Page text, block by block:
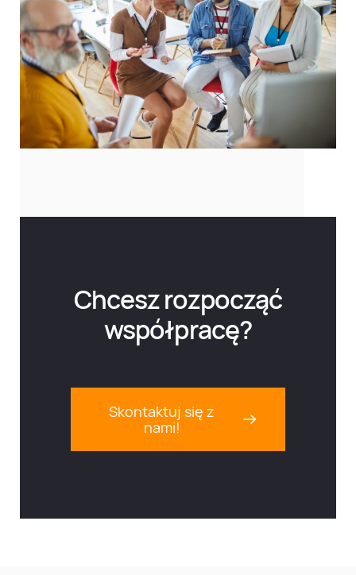
Chcesz rozpocząć
współpracę?
Skontaktuj się z
nami!